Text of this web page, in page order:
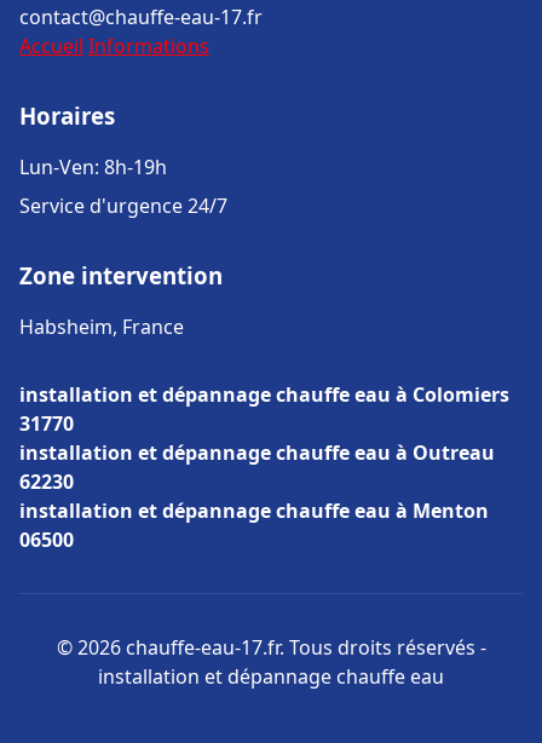
contact@chauffe-eau-17.fr
Accueil Informations
Horaires
Lun-Ven: 8h-19h
Service d'urgence 24/7
Zone intervention
Habsheim, France
installation et dépannage chauffe eau à Colomiers
31770
installation et dépannage chauffe eau à Outreau
62230
installation et dépannage chauffe eau à Menton
06500
© 2026 chauffe-eau-17.fr. Tous droits réservés -
installation et dépannage chauffe eau